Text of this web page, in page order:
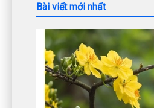
Bài viết mới nhất